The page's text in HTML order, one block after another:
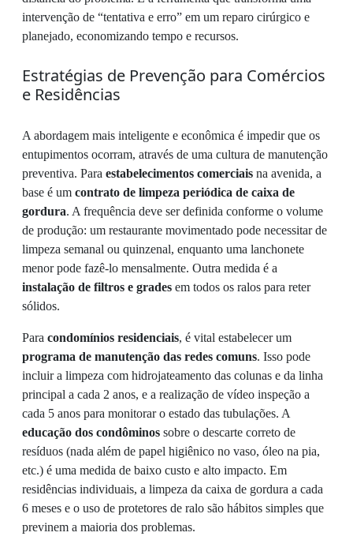
intervenção de “tentativa e erro” em um reparo cirúrgico e
planejado, economizando tempo e recursos.
Estratégias de Prevenção para Comércios
e Residências
A abordagem mais inteligente e econômica é impedir que os
entupimentos ocorram, através de uma cultura de manutenção
preventiva. Para estabelecimentos comerciais na avenida, a
base é um contrato de limpeza periódica de caixa de
gordura. A frequência deve ser definida conforme o volume
de produção: um restaurante movimentado pode necessitar de
limpeza semanal ou quinzenal, enquanto uma lanchonete
menor pode fazê-lo mensalmente. Outra medida é a
instalação de filtros e grades em todos os ralos para reter
sólidos.
Para condomínios residenciais, é vital estabelecer um
programa de manutenção das redes comuns. Isso pode
incluir a limpeza com hidrojateamento das colunas e da linha
principal a cada 2 anos, e a realização de vídeo inspeção a
cada 5 anos para monitorar o estado das tubulações. A
educação dos condôminos sobre o descarte correto de
resíduos (nada além de papel higiênico no vaso, óleo na pia,
etc.) é uma medida de baixo custo e alto impacto. Em
residências individuais, a limpeza da caixa de gordura a cada
6 meses e o uso de protetores de ralo são hábitos simples que
previnem a maioria dos problemas.